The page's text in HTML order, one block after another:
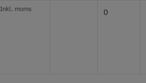
Inkl. moms 0